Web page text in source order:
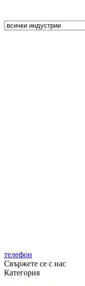
телефон
Свържете се с нас
Категория